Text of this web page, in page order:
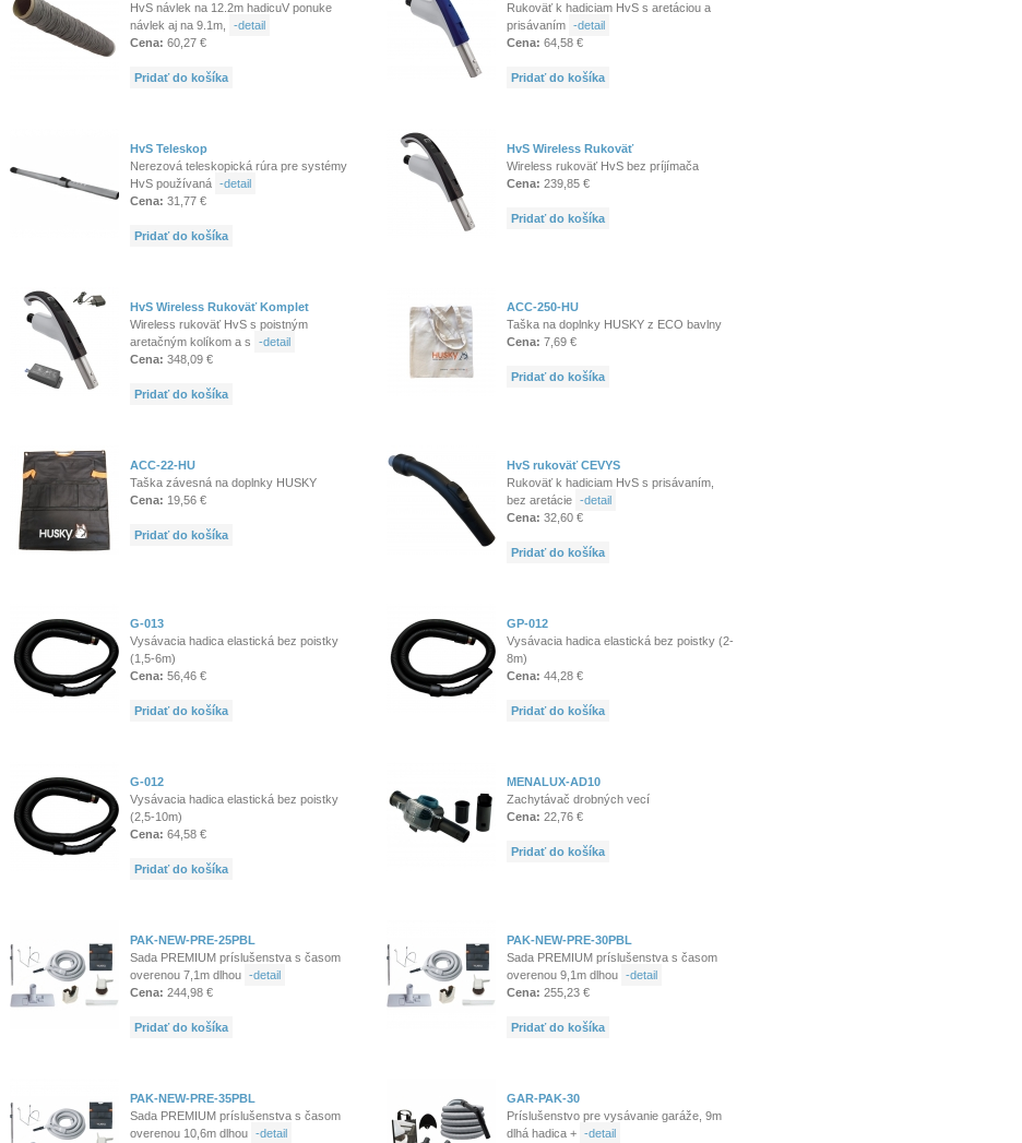
HvS návlek na 12.2m hadicuV ponuke
návlek aj na 9.1m,
-detail
Cena: 60,27 €
Pridať do košíka
Rukoväť k hadiciam HvS s aretáciou a
prisávaním -detail
Cena: 64,58 €
Pridať do košíka
HvS Teleskop
Nerezová teleskopická rúra pre systémy
HvS používaná -detail
Cena: 31,77 €
Pridať do košíka
HvS Wireless Rukoväť
Wireless rukoväť HvS bez príjímača
Cena: 239,85 €
Pridať do košíka
HvS Wireless Rukoväť Komplet
Wireless rukoväť HvS s poistným
aretačným kolíkom a s
-detail
Cena: 348,09 €
Pridať do košíka
ACC-250-HU
Taška na doplnky HUSKY z ECO bavlny
Cena: 7,69 €
Pridať do košíka
ACC-22-HU
Taška závesná na doplnky HUSKY
Cena: 19,56 €
Pridať do košíka
HvS rukoväť CEVYS
Rukoväť k hadiciam HvS s prisávaním,
bez aretácie -detail
Cena: 32,60 €
Pridať do košíka
G-013
Vysávacia hadica elastická bez poistky
(1,5-6m)
Cena: 56,46 €
Pridať do košíka
GP-012
Vysávacia hadica elastická bez poistky (2-
8m)
Cena: 44,28 €
Pridať do košíka
G-012
Vysávacia hadica elastická bez poistky
(2,5-10m)
Cena: 64,58 €
Pridať do košíka
MENALUX-AD10
Zachytávač drobných vecí
Cena: 22,76 €
Pridať do košíka
PAK-NEW-PRE-25PBL
Sada PREMIUM príslušenstva s časom
overenou 7,1m dlhou -detail
Cena: 244,98 €
Pridať do košíka
PAK-NEW-PRE-30PBL
Sada PREMIUM príslušenstva s časom
overenou 9,1m dlhou -detail
Cena: 255,23 €
Pridať do košíka
PAK-NEW-PRE-35PBL
Sada PREMIUM príslušenstva s časom
overenou 10,6m dlhou -detail
GAR-PAK-30
Príslušenstvo pre vysávanie garáže, 9m
dlhá hadica + -detail